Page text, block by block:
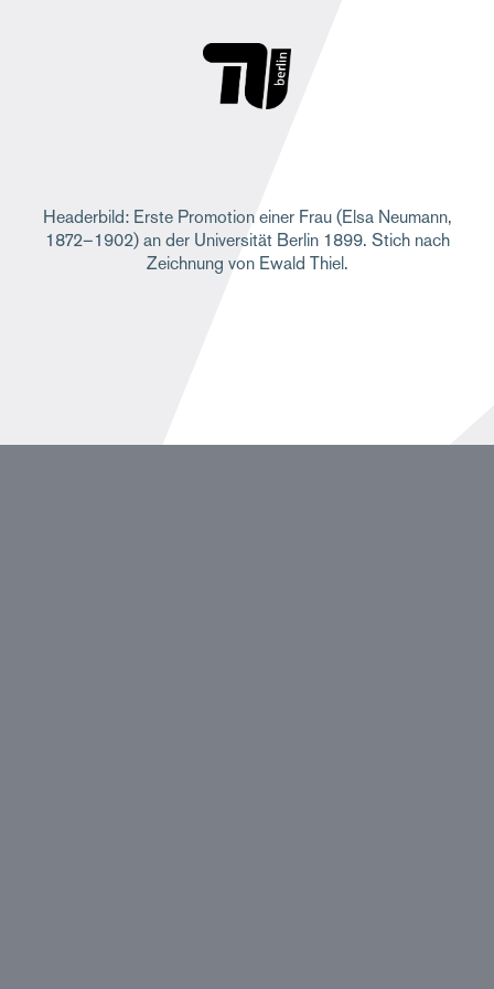
Headerbild: Erste Promotion einer Frau (Elsa Neumann,
1872–1902) an der Universität Berlin 1899. Stich nach
Zeichnung von Ewald Thiel.